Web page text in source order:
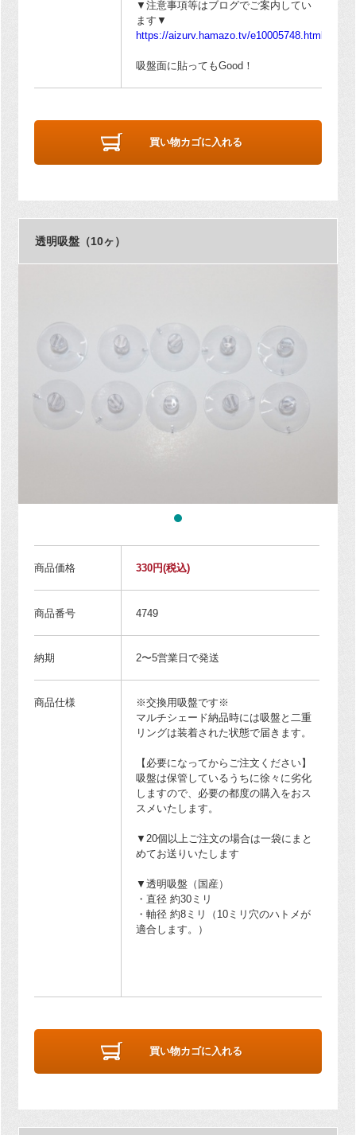
▼注意事項等はブログでご案内してい
ます▼
https://aizurv.hamazo.tv/e10005748.html
吸盤面に貼ってもGood！
買い物カゴに入れる
透明吸盤（10ヶ）
商品価格 330円(税込)
商品番号 4749
納期 2〜5営業日で発送
商品仕様
※交換用吸盤です※
マルチシェード納品時には吸盤と二重
リングは装着された状態で届きます。
【必要になってからご注文ください】
吸盤は保管しているうちに徐々に劣化
しますので、必要の都度の購入をおス
スメいたします。
▼20個以上ご注文の場合は一袋にまと
めてお送りいたします
▼透明吸盤（国産）
・直径 約30ミリ
・軸径 約8ミリ（10ミリ穴のハトメが
適合します。）
買い物カゴに入れる